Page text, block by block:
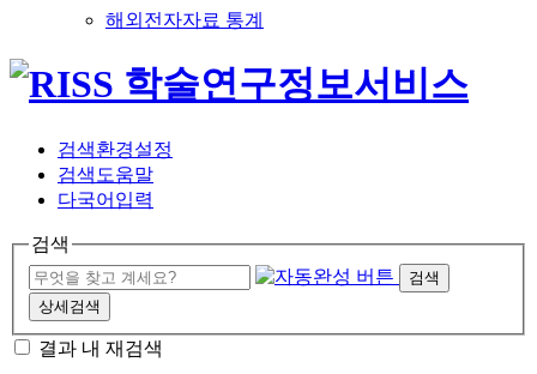
해외전자자료 통계
검색환경설정
검색도움말
다국어입력
검색
검색
상세검색
결과 내 재검색